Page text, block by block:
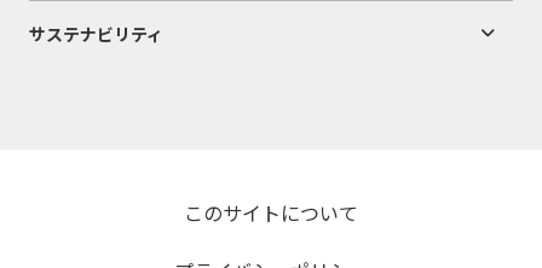
サステナビリティ
このサイトについて